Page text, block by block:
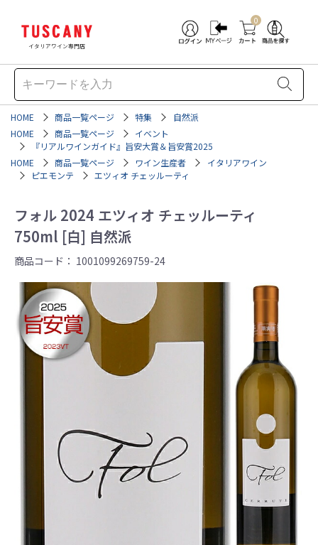
イタリアワイン専門店
0
HOME 商品一覧ページ 特集
自然派
HOME
商品一覧ページ
イベント
『リアルワインガイド』旨安大賞＆旨安賞2025
HOME
商品一覧ページ ワイン生産者
イタリアワイン
ピエモンテ
エツィオ チェッルーティ
フォル 2024 エツィオ チェッルーティ
750ml [白] 自然派
商品コード： 1001099269759-24